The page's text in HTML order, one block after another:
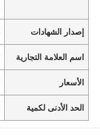
إصدار الشهادات
اسم العلامة التجارية
الأسعار
الحد الأدنى لكمية